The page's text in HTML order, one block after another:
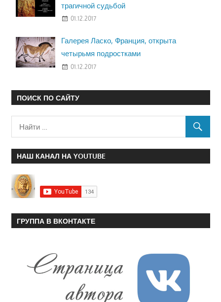
трагичной судьбой
01.12.2017
Галерея Ласко, Франция, открыта
четырьмя подростками
01.12.2017
ПОИСК ПО САЙТУ
НАШ КАНАЛ НА YOUTUBE
ГРУППА В ВКОНТАКТЕ